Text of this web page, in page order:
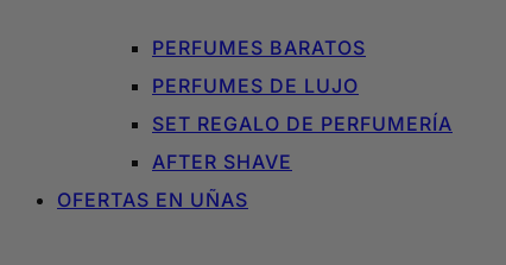
PERFUMES BARATOS
PERFUMES DE LUJO
SET REGALO DE PERFUMERÍA
AFTER SHAVE
OFERTAS EN UÑAS